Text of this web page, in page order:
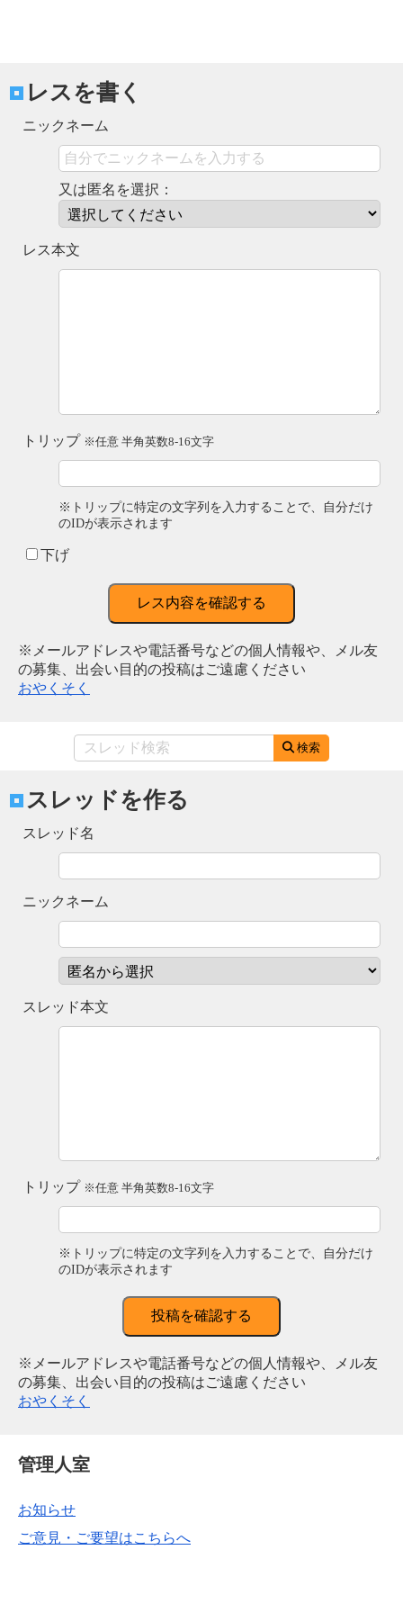
レスを書く
ニックネーム
又は匿名を選択：
レス本文
トリップ ※任意 半角英数8-16文字
※トリップに特定の文字列を入力することで、自分だけ
のIDが表示されます
下げ
レス内容を確認する
※メールアドレスや電話番号などの個人情報や、メル友
の募集、出会い目的の投稿はご遠慮ください
おやくそく
検索
スレッドを作る
スレッド名
ニックネーム
スレッド本文
トリップ ※任意 半角英数8-16文字
※トリップに特定の文字列を入力することで、自分だけ
のIDが表示されます
投稿を確認する
※メールアドレスや電話番号などの個人情報や、メル友
の募集、出会い目的の投稿はご遠慮ください
おやくそく
管理人室
お知らせ
ご意見・ご要望はこちらへ